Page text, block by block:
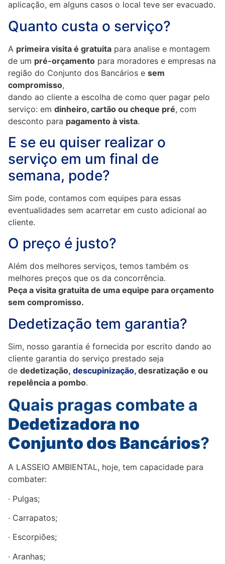
aplicação, em alguns casos o local teve ser evacuado.
Quanto custa o serviço?
A primeira visita é gratuita para analise e montagem
de um pré-orçamento para moradores e empresas na
região do Conjunto dos Bancários e sem
compromisso,
dando ao cliente a escolha de como quer pagar pelo
serviço: em dinheiro, cartão ou cheque pré, com
desconto para pagamento à vista.
E se eu quiser realizar o
serviço em um final de
semana, pode?
Sim pode, contamos com equipes para essas
eventualidades sem acarretar em custo adicional ao
cliente.
O preço é justo?
Além dos melhores serviços, temos também os
melhores preços que os da concorrência.
Peça a visita gratuita de uma equipe para orçamento
sem compromisso.
Dedetização tem garantia?
Sim, nosso garantia é fornecida por escrito dando ao
cliente garantia do serviço prestado seja
de dedetização, descupinização, desratização e ou
repelência a pombo.
Quais pragas combate a
Dedetizadora no
Conjunto dos Bancários?
A LASSEIO AMBIENTAL, hoje, tem capacidade para
combater:
· Pulgas;
· Carrapatos;
· Escorpiões;
· Aranhas;